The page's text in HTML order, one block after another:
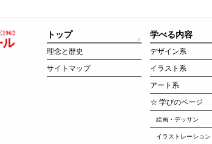
トップ
理念と歴史
サイトマップ
学べる内容
デザイン系
イラスト系
アート系
☆ 学びのページ
絵画・デッサン
イラストレーション